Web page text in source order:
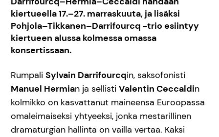
kiertueella 17.–27. marraskuuta, ja lisäksi
Pohjola–Tikkanen–Darrifourcq -trio esiintyy
kiertueen alussa kolmessa omassa
konsertissaan.
Rumpali Sylvain Darrifourcqin, saksofonisti
Manuel Hermian ja sellisti Valentin Ceccaldin
kolmikko on kasvattanut maineensa Euroopassa
omaleimaiseksi yhtyeeksi, jonka mestarillinen
dramaturgian hallinta on vailla vertaa. Kaksi